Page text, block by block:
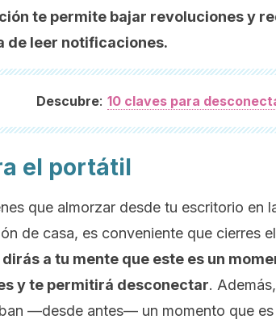
te permite bajar revoluciones y
de leer notificaciones.
Descubre: 10 claves para
el portátil
que almorzar desde tu escritorio en
de casa, es conveniente que cierres
dirás a tu mente que este es un
y te permitirá desconectar.
—desde antes— un momento que es